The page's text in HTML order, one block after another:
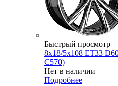
Быстрый просмотр
8x18/5x108 ET33
C570)
Нет в наличии
Подробнее